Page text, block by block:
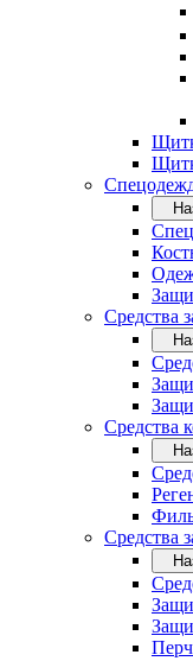
Средства
Средства
Средства